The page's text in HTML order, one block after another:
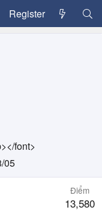
Register
font>
05
Điểm
13,580